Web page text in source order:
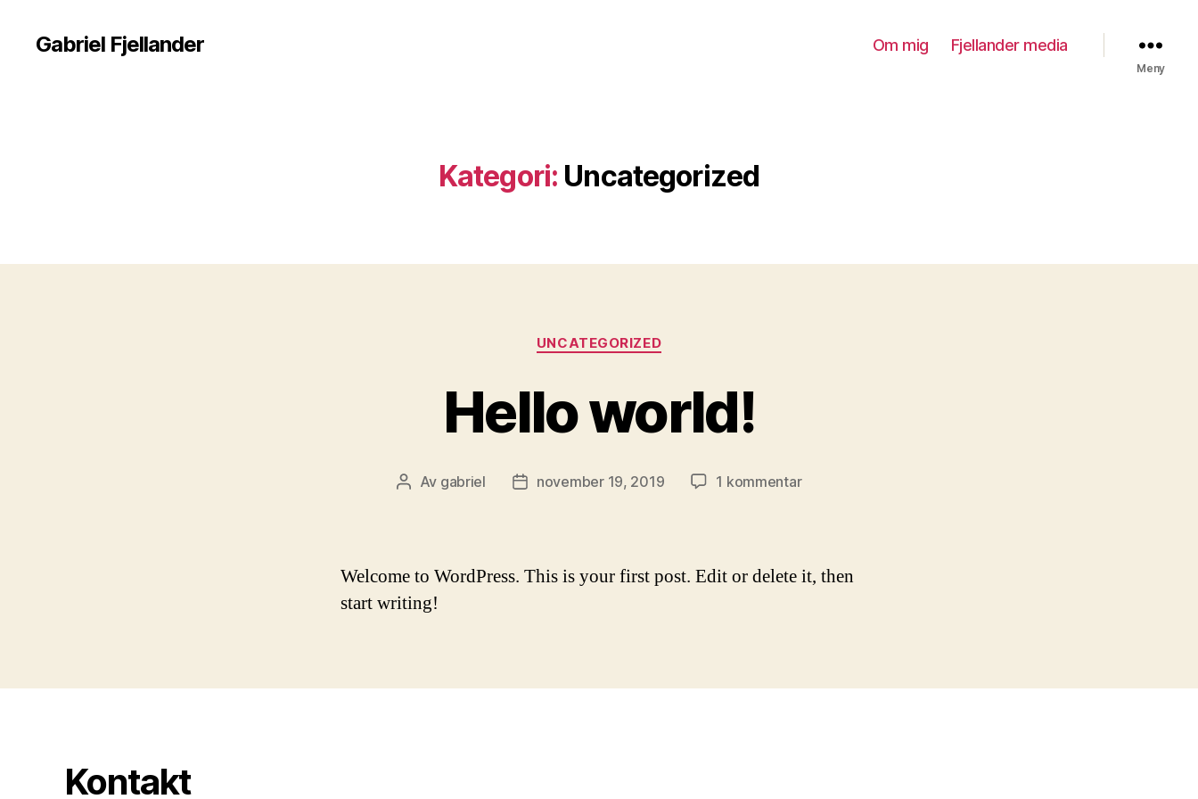
Gabriel Fjellander Om mig Fjellander media
Meny
Kategori: Uncategorized
Kategorier
UNCATEGORIZED
Hello world!
Inläggsförfattare
Av gabriel Inläggsdatum
november 19, 2019 1 kommentartill
Welcome to WordPress. This is your first post. Edit or delete it, then
start writing!
Kontakt